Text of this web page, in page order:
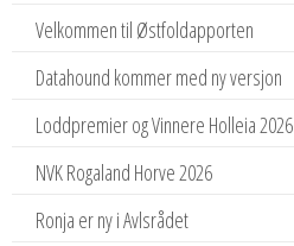
Velkommen til Østfoldapporten
Datahound kommer med ny versjon
Loddpremier og Vinnere Holleia 2026
NVK Rogaland Horve 2026
Ronja er ny i Avlsrådet